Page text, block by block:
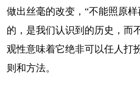
做出丝毫的改变，“不能照原
的，是我们认识到的历史，而
观性意味着它绝非可以任人打
则和方法。